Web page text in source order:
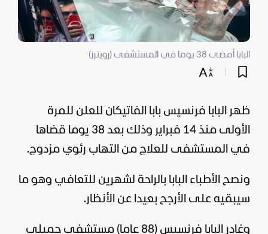
البابا أمضى 38 يوما في المستشفى (رويترز)
ظهر البابا فرنسيس بابا الفاتيكان للعلن للمرة
الأولى منذ 14 فبراير وذلك بعد 38 يوما قضاها
في المستشفى للعلاج من التهاب رئوي مزدوج.
ونصح الأطباء البابا بالراحة لشهرين للتعافي وهو ما
سيبقيه على الأرجح بعيدا عن الأنظار.
وغادر البابا فرنسيس (88 عاما) مستشفى جميلي